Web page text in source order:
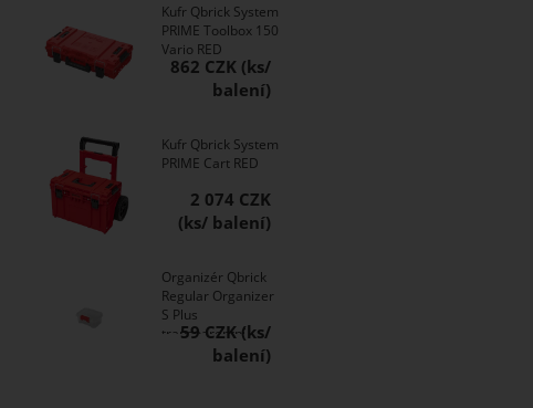
Kufr Qbrick System
PRIME Toolbox 150
Vario RED
862 CZK
Kufr Qbrick System
PRIME Cart RED
2 074 CZK
Organizér Qbrick
Regular Organizer
S Plus
transparentní
59 CZK